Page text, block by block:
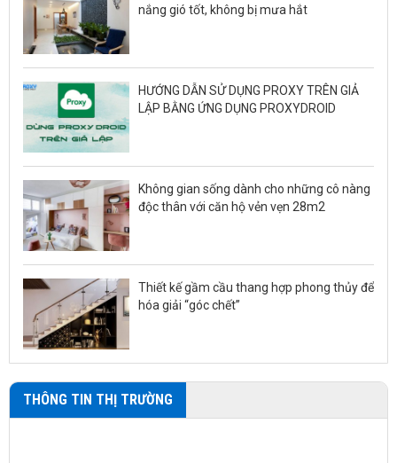
nắng gió tốt, không bị mưa hắt
HƯỚNG DẪN SỬ DỤNG PROXY TRÊN GIẢ
LẬP BẰNG ỨNG DỤNG PROXYDROID
Không gian sống dành cho những cô nàng
độc thân với căn hộ vẻn vẹn 28m2
Thiết kế gầm cầu thang hợp phong thủy để
hóa giải “góc chết”
THÔNG TIN THỊ TRƯỜNG